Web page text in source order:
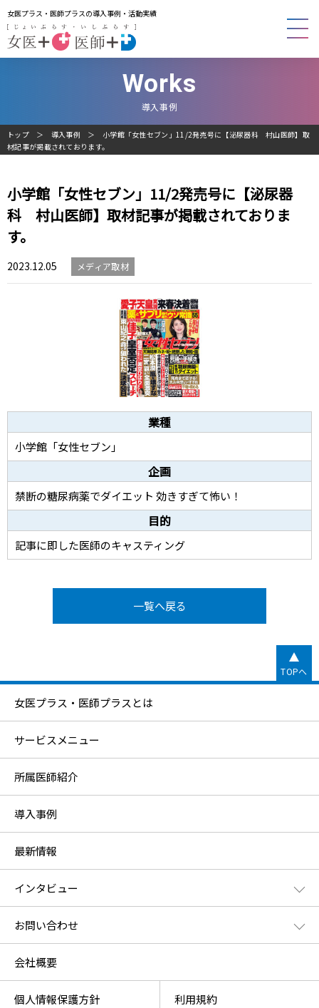
女医プラス・医師プラスの導入事例・活動実績
Works
導入事例
トップ 導入事例
小学館「女性セブン」11/2発売号に【泌尿器科 村山医師】取
材記事が掲載されております。
小学館「女性セブン」11/2発売号に【泌尿器
科 村山医師】取材記事が掲載されておりま
す。
2023.12.05 メディア取材
業種
小学館「女性セブン」
企画
禁断の糖尿病薬でダイエット 効きすぎて怖い！
目的
記事に即した医師のキャスティング
一覧へ戻る
TOPへ
女医プラス・医師プラスとは
サービスメニュー
所属医師紹介
導入事例
最新情報
インタビュー
お問い合わせ
会社概要
個人情報保護方針 利用規約